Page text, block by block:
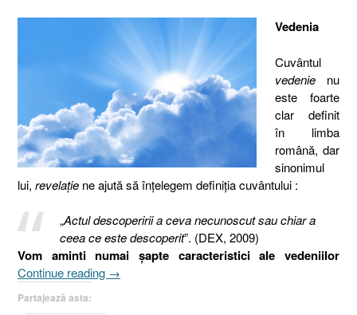
Vedenia
Cuvântul
vedenienu
este foarte
clar definit
în limba
română, dar
sinonimul
lui, revelaţie ne ajută să înţelegem definiţia cuvântului :
„Actul descoperirii a ceva necunoscut sau chiar a
ceea ce este descoperit”. (DEX, 2009)
Vom aminti numai şapte caracteristici ale vedeniilor
Continue reading „Vedenia
→
Partajează asta: